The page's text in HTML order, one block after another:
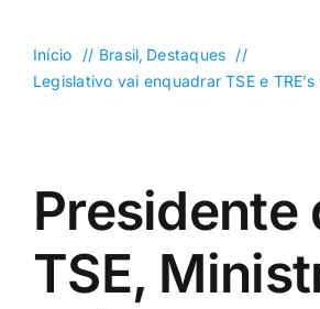
Goiás
Política
Entretenimento
Colunas e Blogs
Início Brasil Destaques
Legislativo vai enquadrar TSE e TRE’s
Presidente
TSE,